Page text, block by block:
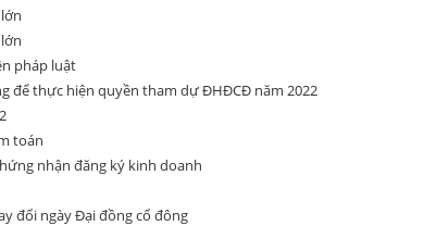
pháp luật
để thực hiện quyền tham dự ĐHĐCĐ năm 2022
toán
nhận đăng ký kinh doanh
đổi ngày Đại đồng cổ đông